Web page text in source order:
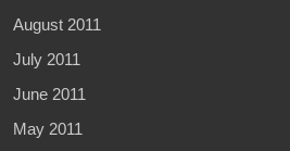
August 2011
July 2011
June 2011
May 2011